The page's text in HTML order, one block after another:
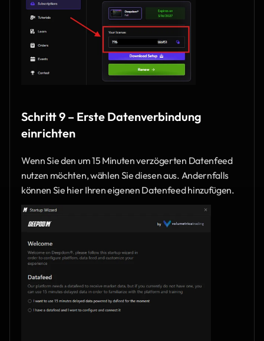
Schritt 9 – Erste Datenverbindung
einrichten
Wenn Sie den um 15 Minuten verzögerten Datenfeed
nutzen möchten, wählen Sie diesen aus. Andernfalls
können Sie hier Ihren eigenen Datenfeed hinzufügen.